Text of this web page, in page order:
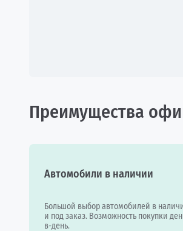
Преимущества
Автомобили в наличии
Большой выбор автомобилей в
и под заказ. Возможность покупки
в-день.